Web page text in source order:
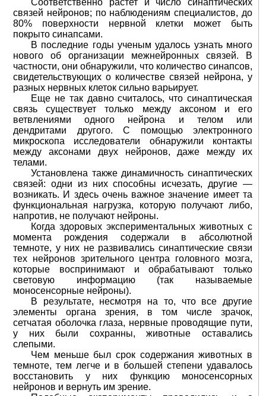
связей нейронов; по наблюдениям специалистов, до
80% поверхности нервной клетки может быть
покрыто синапсами.
В последние годы ученым удалось узнать много
нового об организации межнейронных связей. В
частности, они обнаружили, что количество синапсов,
свидетельствующих о количестве связей нейрона, у
разных нервных клеток сильно варьирует.
Еще не так давно считалось, что синаптическая
связь существует только между аксоном и его
ветвлениями одного нейрона и телом или
дендритами другого. С помощью электронного
микроскопа исследователи обнаружили контакты
между аксонами двух нейронов, даже между их
телами.
Установлена также динамичность синаптических
связей: одни из них способны исчезать, другие —
возникать. И здесь очень важное значение имеет та
функциональная нагрузка, которую получают либо,
напротив, не получают нейроны.
Когда здоровых экспериментальных животных с
момента рождения содержали в абсолютной
темноте, у них не развивались синаптические связи
тex нейронов зрительного центра головного мозга,
которые воспринимают и обрабатывают только
световую информацию (так называемые
моносенсорные нейроны).
В результате, несмотря на то, что все другие
элементы органа зрения, в том числе зрачок,
сетчатая оболочка глаза, нервные проводящие пути,
у них были сохранны, животные оставались
слепыми.
Чем меньше был срок содержания животных в
темноте, тем легче и в большей степени удавалось
восстановить у них функцию моносенсорных
нейронов и вернуть им зрение.